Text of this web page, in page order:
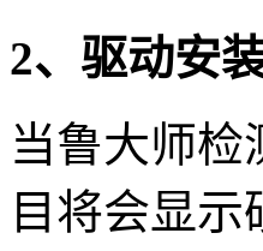
2、驱动安
当鲁大师检
目将会显